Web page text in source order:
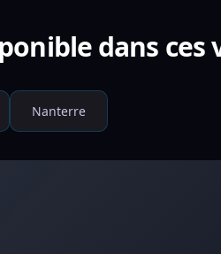
dans ces
Nanterre